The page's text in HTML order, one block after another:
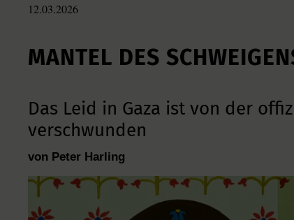
12.03.2026
MANTEL DES
Das Leid in Gaza ist von der
verschwunden
von Peter Harling